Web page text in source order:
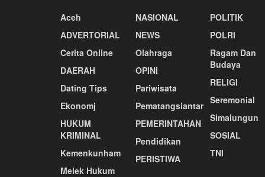
Aceh
ADVERTORIAL
Cerita Online
DAERAH
Dating Tips
Ekonomj
HUKUM
KRIMINAL
Kemenkunham
Melek Hukum
NASIONAL
NEWS
Olahraga
OPINI
Pariwisata
Pematangsiantar
PEMERINTAHAN
Pendidikan
PERISTIWA
POLITIK
POLRI
Ragam Dan
Budaya
RELIGI
Seremonial
Simalungun
SOSIAL
TNI